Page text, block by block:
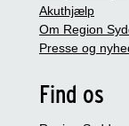
Akuthjælp
Om Region
Presse og
Find os